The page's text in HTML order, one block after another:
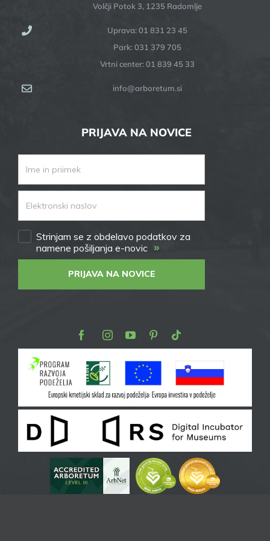
Volčji Potok 3, 1235 Radomlje
Uprava: 01 831 23 45
Park: 031 379 705
Vrtni center: 01 839 45 33
info@arboretum.si
PRIJAVA NA NOVICE
Strinjam se z obdelavo podatkov za
namene pošiljanja e-novic »
PRIJAVA NA NOVICE
FacebookInstagram
YoutubePinterest